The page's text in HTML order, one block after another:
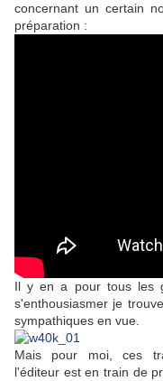
concernant un certain
préparation :
Il y en a pour tous les
s'enthousiasmer je
sympathiques en vue.
Mais pour moi, ces
l'éditeur est en train de